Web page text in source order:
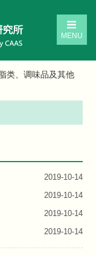
MENU
类、调味品及其他
2019-10-14
2019-10-14
2019-10-14
2019-10-14